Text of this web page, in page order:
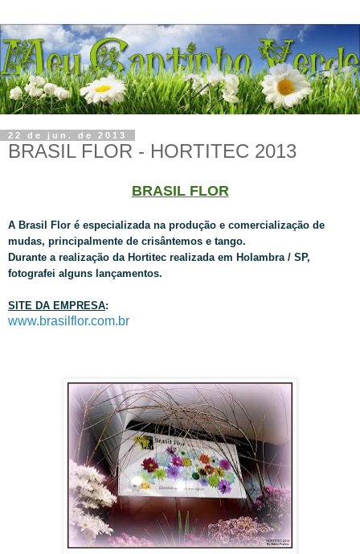
22 de jun. de 2013
BRASIL FLOR - HORTITEC 2013
BRASIL FLOR
A Brasil Flor é especializada na produção e comercialização de
mudas, principalmente de crisântemos e tango.
Durante a realização da Hortitec realizada em Holambra / SP,
fotografei alguns lançamentos.
SITE DA EMPRESA:
www.brasilflor.com.br